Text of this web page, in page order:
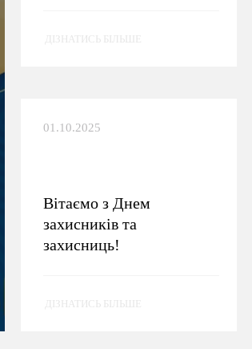
ДІЗНАТИСЬ БІЛЬШЕ
01.10.2025
Вітаємо з Днем
захисників та
захисниць!
ДІЗНАТИСЬ БІЛЬШЕ